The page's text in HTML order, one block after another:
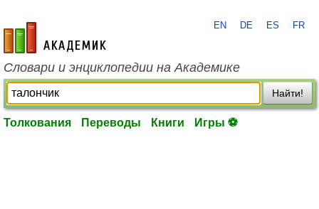
academic.ru
EN DE ES FR
Словари и энциклопедии на Академике
Найти!
Толкования Переводы Книги Игры ⚽